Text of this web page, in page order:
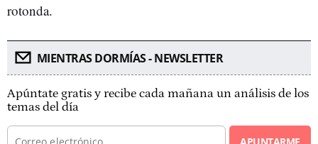
rotonda.
MIENTRAS DORMÍAS - NEWSLETTER
Apúntate gratis y recibe cada mañana un análisis de los
temas del día